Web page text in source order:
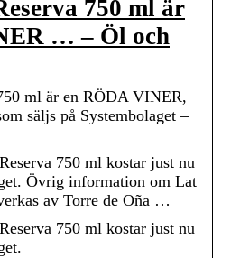
750 ml är
… – Öl och
ml är en RÖDA VINER,
säljs på Systembolaget –
750 ml kostar just nu
Övrig information om Lat
av Torre de Oña …
750 ml kostar just nu